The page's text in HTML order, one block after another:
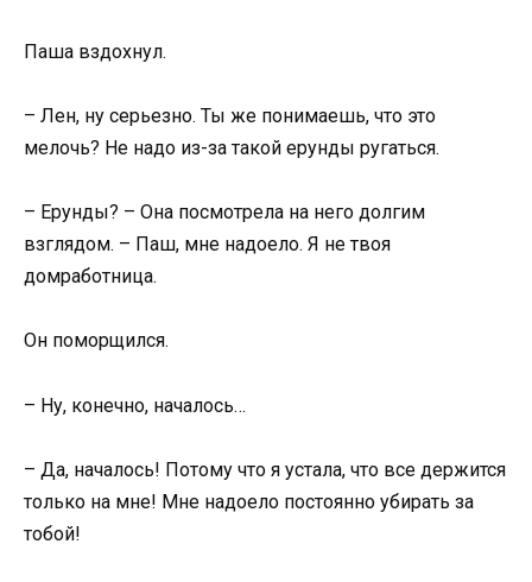
Паша вздохнул.
– Лен, ну серьезно. Ты же понимаешь, что это
мелочь? Не надо из-за такой ерунды ругаться.
– Ерунды? – Она посмотрела на него долгим
взглядом. – Паш, мне надоело. Я не твоя
домработница.
Он поморщился.
– Ну, конечно, началось…
– Да, началось! Потому что я устала, что все держится
только на мне! Мне надоело постоянно убирать за
тобой!